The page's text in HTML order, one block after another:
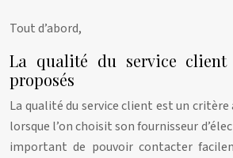
Tout d’abord,
La qualité du service client
proposés
La qualité du service client est un
lorsque l’on choisit son fournisseur
important de pouvoir contacter